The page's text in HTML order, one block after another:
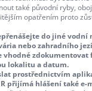
také původní ryby,
opatřením proto
do jiné vodní
nebo zahradního
vhodné zdokumentovat
lokalitu a datum.
prostřednictvím
přijímá hlášení také e-